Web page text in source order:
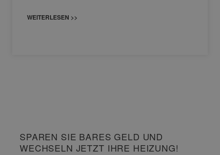
WEITERLESEN >>
SPAREN SIE BARES GELD UND
WECHSELN JETZT IHRE HEIZUNG!